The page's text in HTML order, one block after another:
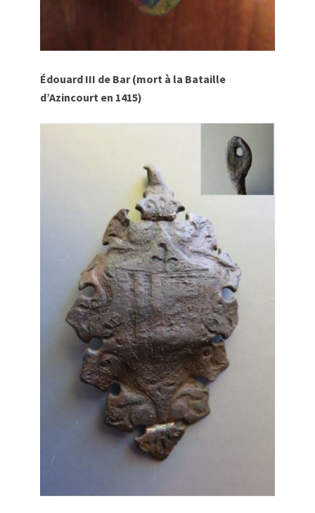
Édouard III de Bar (mort à la Bataille
d’Azincourt en 1415)